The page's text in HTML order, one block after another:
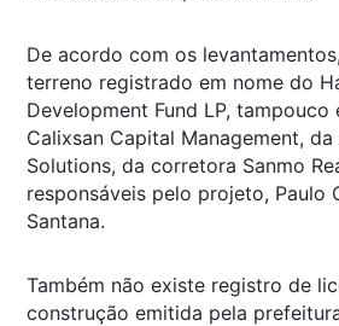
De acordo com os
terreno registrado em nome do
Development Fund LP, tampouco
Calixsan Capital Management,
Solutions, da corretora Sanmo
responsáveis pelo projeto, Paulo
Santana.
Também não existe registro de
construção emitida pela